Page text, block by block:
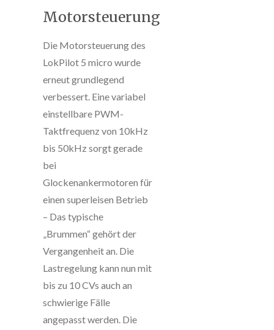
Motorsteuerung
Die Motorsteuerung des
LokPilot 5 micro wurde
erneut grundlegend
verbessert. Eine variabel
einstellbare PWM-
Taktfrequenz von 10kHz
bis 50kHz sorgt gerade
bei
Glockenankermotoren für
einen superleisen Betrieb
– Das typische
„Brummen“ gehört der
Vergangenheit an. Die
Lastregelung kann nun mit
bis zu 10 CVs auch an
schwierige Fälle
angepasst werden. Die